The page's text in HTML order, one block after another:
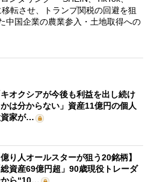
転させ、トランプ関税の回避を狙
国企業の農業参入・土地取得への
キオクシアが今後も利益を出し続け
は分からない」資産11億円の個人
家が…
億り人オールスターが狙う20銘柄】
総資産69億円超」90歳現役トレーダ